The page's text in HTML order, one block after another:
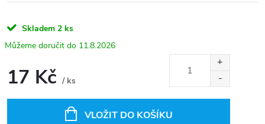
Skladem 2 ks
11.8.2026
17 Kč / ks
VLOŽIT DO KOŠÍKU